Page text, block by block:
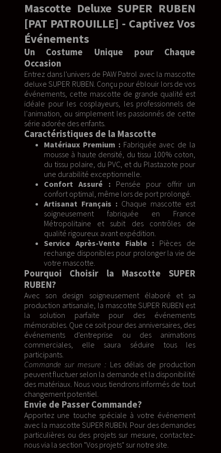
Mascotte Deluxe SUPER RUBEN
[PAT PATROUILLE] - Captivez Vos
Événements
Un Costume Unique pour Chaque
Occasion
Entrez dans l'univers de PAW Patrol avec la mascotte
deluxe SUPER RUBEN. Conçu pour éblouir lors de vos
événements, cette mascotte de grande qualité est
idéale pour les cosplayeurs, les professionnels de
l'animation, ou simplement les passionnés de cette
série adorée des enfants.
Caractéristiques de la Mascotte
Matériaux Premium :Fabriquée avec de la
mousse à haute densité, du tissu 100% coton,
du tissu polaire, du PVC, et du Plastazote pour
une durabilité exceptionnelle.
Confort Assuré :Pensée pour offrir un
confort optimal, même lors de port prolongé.
Artisanat Français : Chaque mascotte est
soigneusement fabriquée en France
Métropolitaine et subit des contrôles de
qualité rigoureux avant expédition.
Service Après-Vente Fiable : Pièces de
rechange disponibles pour prolonger la vie de
votre mascotte.
Pourquoi Choisir la Mascotte SUPER
RUBEN?
Avec son design soigneusement élaboré et sa
production artisanale, la mascotte SUPER RUBEN est
la solution parfaite pour des événements
mémorables. Que ce soit pour des anniversaires, des
événements d'entreprise ou des animations
commerciales, elle saura séduire tous les
participants.
Commande sur mesure : Les délais de production
peuvent fluctuer selon la demande et la disponibilité
des matériaux. Nous vous tiendrons informés de tout
changement potentiel.
Envie de Passer Commande?
Apportez une touche spéciale à votre événement
avec la mascotte SUPER RUBEN. Pour des demandes
particulières ou des projets sur mesure, contactez-
nous via la section "Vos projets" sur notre site.